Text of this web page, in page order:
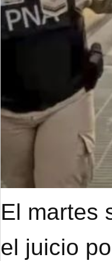
El martes
el juicio